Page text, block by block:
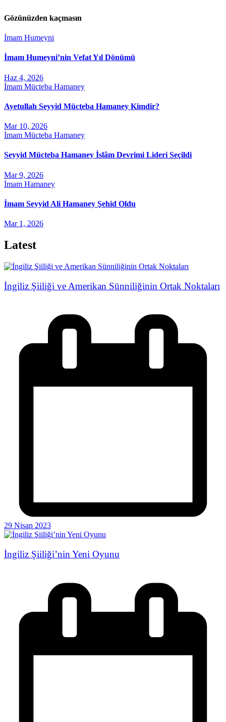
Gözünüzden kaçmasın
İmam Humeyni
İmam Humeyni’nin Vefat Yıl Dönümü
Haz 4, 2026
İmam Mücteba Hamaney
Ayetullah Seyyid Mücteba Hamaney Kimdir?
Mar 10, 2026
İmam Mücteba Hamaney
Seyyid Mücteba Hamaney İslâm Devrimi Lideri Seçildi
Mar 9, 2026
İmam Hamaney
İmam Seyyid Ali Hamaney Şehid Oldu
Mar 1, 2026
Latest
İngiliz Şiiliği ve Amerikan Sünniliğinin Ortak Noktaları
29 Nisan 2023
İngiliz Şiiliği’nin Yeni Oyunu